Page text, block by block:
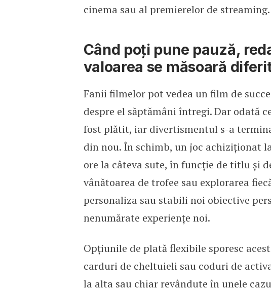
cinema sau al premierelor de streaming.
Când poți pune pauză,
valoarea se măsoară
Fanii filmelor pot vedea un film de
despre el săptămâni întregi. Dar odată
fost plătit, iar divertismentul s-a
din nou. În schimb, un joc achiziționat
ore la câteva sute, în funcție de titlu și
vânătoarea de trofee sau explorarea
personaliza sau stabili noi obiective
nenumărate experiențe noi.
Opțiunile de plată flexibile sporesc
carduri de cheltuieli sau coduri de
la alta sau chiar revândute în unele